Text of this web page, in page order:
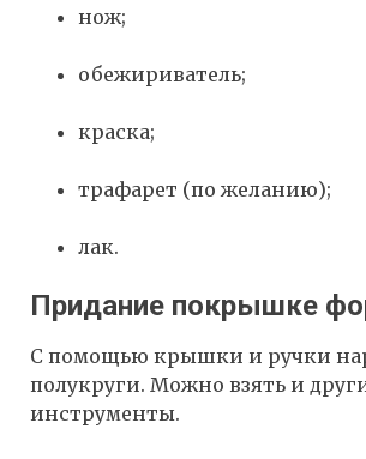
нож;
обежириватель;
краска;
трафарет (по желанию);
лак.
Придание покрышке
С помощью крышки и ручки
полукруги. Можно взять и
инструменты.